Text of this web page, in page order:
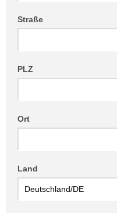
Straße
PLZ
Ort
Land